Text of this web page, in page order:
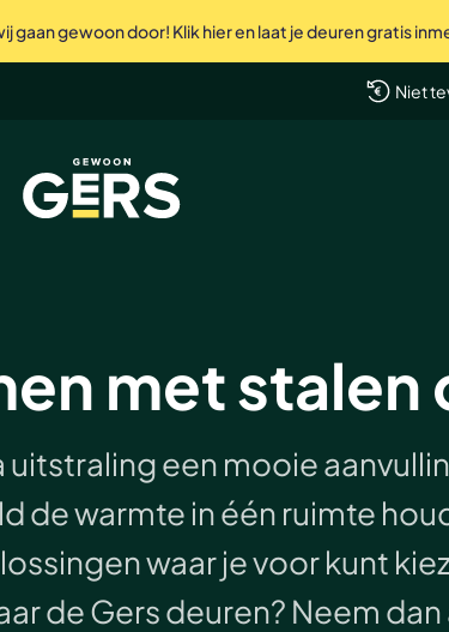
gaan gewoon door! Klik hier en laat je deuren gratis
Perfecte
GewoonGers
met stalen
een mooie
de warmte in één ruimte
waar je voor kunt
de Gers deuren? Neem